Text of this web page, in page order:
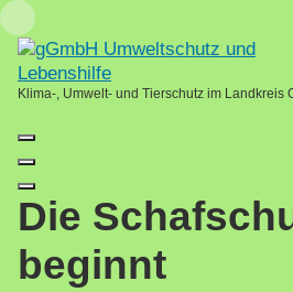
Skip
to
content
Klima-, Umwelt- und Tierschutz im Landkreis
Die
beginnt